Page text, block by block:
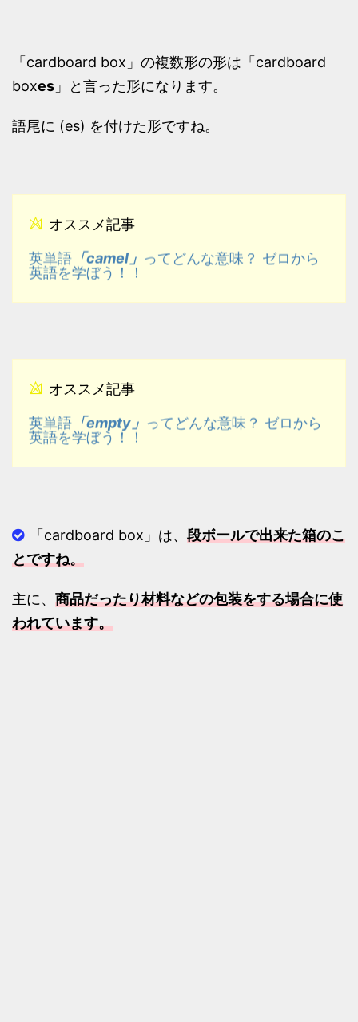
「cardboard box」の複数形の形は「cardboard
boxes 」と言った形になります。
語尾に (es) を付けた形ですね。
オススメ記事
英単語 「camel」
ってどんな意味？ ゼロから
英語を学ぼう！！
オススメ記事
英単語 「empty」
ってどんな意味？ ゼロから
英語を学ぼう！！
「cardboard box」は、 段ボールで出来た箱のこ
とですね。
主に、 商品だったり材料などの包装をする場合に使
われています。